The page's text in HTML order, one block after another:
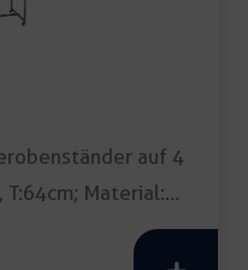
auf 4
T:64cm; Material: